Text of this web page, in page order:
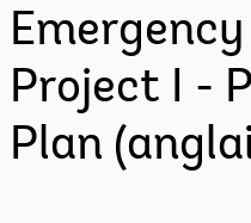
Project I -
Plan